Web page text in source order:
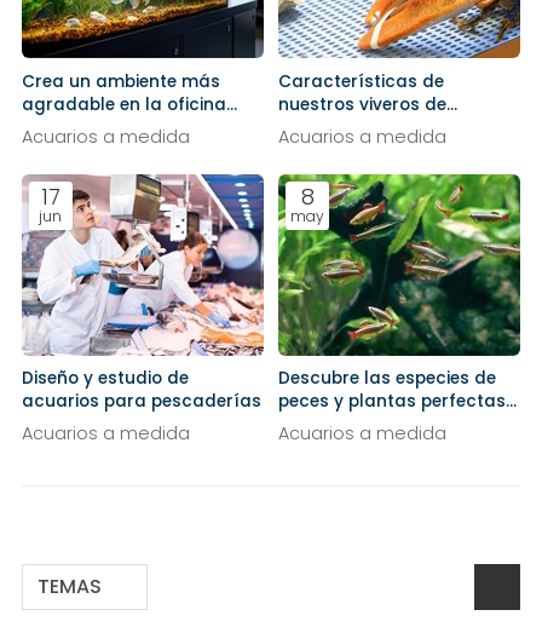
TEMAS
Crea un ambiente más
agradable en la oficina
instalando un acuario
Acuarios a medida
Características de
nuestros viveros de
marisco
Acuarios a medida
17
jun
Diseño y estudio de
acuarios para pescaderías
Acuarios a medida
8
may
Descubre las especies de
peces y plantas perfectas
para acuarios de agua fría
Acuarios a medida